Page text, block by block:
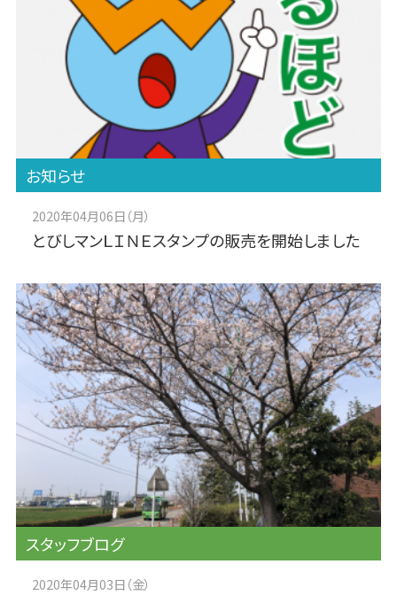
2020年04月06日（月）
とびしマンＬＩＮＥスタンプの販売を開始しました
お知らせ
2020年04月03日（金）
スタッフブログ